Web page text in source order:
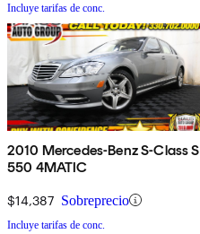
Incluye tarifas de conc.
2010 Mercedes-Benz S-Class S
550 4MATIC
$14,387 Sobreprecio
Incluye tarifas de conc.